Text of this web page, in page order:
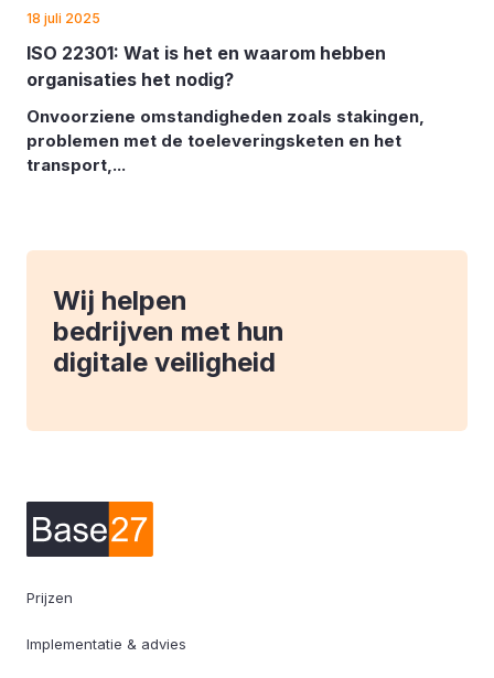
18 juli 2025
ISO 22301: Wat is het en waarom hebben
organisaties het nodig?
Onvoorziene omstandigheden zoals stakingen,
problemen met de toeleveringsketen en het
transport,...
Wij helpen
bedrijven met hun
digitale veiligheid
Prijzen
Implementatie & advies